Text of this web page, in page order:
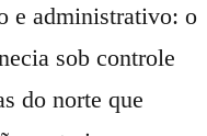
e administrativo: o
sob controle
do norte que